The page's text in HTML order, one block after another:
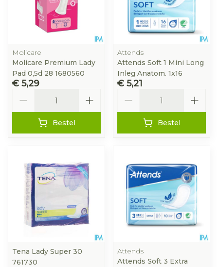
Molicare
Molicare Premium Lady
Pad 0,5d 28 1680560
€ 5,29
Bestel
Attends
Attends Soft 1 Mini Long
Inleg Anatom. 1x16
€ 5,21
Bestel
Tena Lady Super 30
761730
Attends
Attends Soft 3 Extra